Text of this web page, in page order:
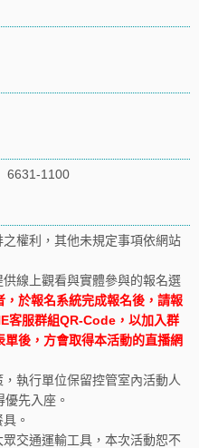
6631-1100
權利，其他未規定事項依網站
線上觀看與實體參與的報名選
於報名系統完成報名後，請報
客服群組QR-Code，以加入群
後，方會取得本活動的直播網
執行單位保留控管室內活動人
先入座。
。
交通運輸工具，本次活動恕不